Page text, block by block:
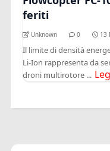
feriti
Unknown 0 13
Il limite di densità
Li-Ion rappresenta da
droni multirotore ...